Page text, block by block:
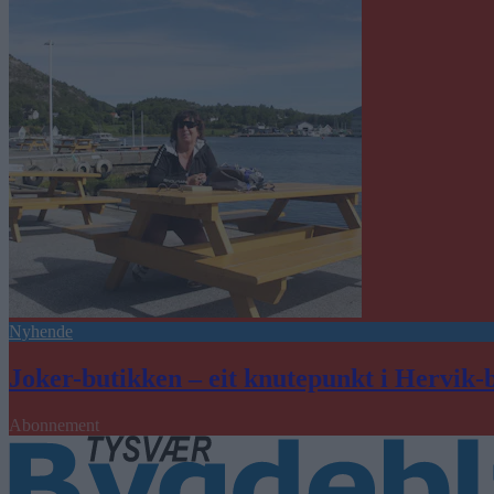
Nyhende
Joker-butikken – eit knutepunkt i Hervik-
Abonnement